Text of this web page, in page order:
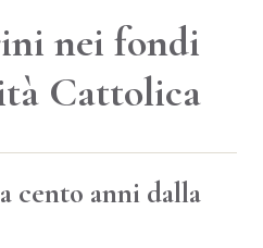
nei fondi
Cattolica
cento anni dalla